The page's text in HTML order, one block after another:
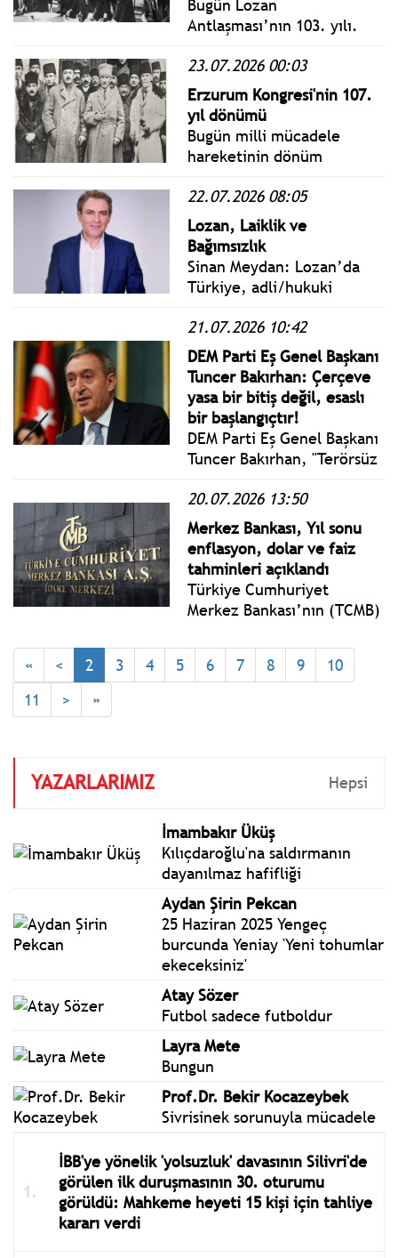
Bugün Lozan
Antlaşması’nın 103. yılı.
ile kaybedilen Anadolu'yu
yeniden kazandıran Lozan
Antlaşması 24 Temmuz 1923
yılında imzalanmıştı.
23.07.2026 00:03
Erzurum Kongresi'nin 107.
yıl dönümü
Bugün milli mücadele
hareketinin dönüm
Mustafa Kemal Atatürk
öncülüğünde Türkiye
Cumhuriyeti'nin
temellerinin atıldığı
Erzurum Kongresi'nin 107.
yıl dönümü.
22.07.2026 08:05
Lozan, Laiklik ve
Bağımsızlık
Sinan Meydan: Lozan’da
Türkiye, adli/hukuki
Patrikhane’nin adli/hukuki
yetkilerine son vererek
devletin bağımsızlığını
sağlamak için laikliği
savundu.
21.07.2026 10:42
DEM Parti Eş Genel Başkanı
Tuncer Bakırhan: Çerçeve
yasa bir bitiş değil, esaslı
bir başlangıçtır!
DEM Parti Eş Genel Başkanı
Tuncer Bakırhan, "Terörsüz
yapılan çalışmaları
hatırlatarak, demokratik
Türkiye'nin inşasının kalkış
noktasının "çerçeve yasa"
olduğunu belirtti.
20.07.2026 13:50
Merkez Bankası, Yıl sonu
enflasyon, dolar ve faiz
tahminleri açıklandı
Türkiye Cumhuriyet
Merkez Bankası’nın (TCMB)
Katılımcıları Anketi’ne göre
yıl sonu enflasyon
« < 2 3 4 5 6 7 8 9
10
11
> »
YAZARLARIMIZ Hepsi
İmambakır Üküş
Kılıçdaroğlu'na saldırmanın
dayanılmaz hafifliği
Aydan Şirin Pekcan
25 Haziran 2025 Yengeç
burcunda Yeniay 'Yeni tohumlar
ekeceksiniz'
Atay Sözer
Futbol sadece futboldur
Layra Mete
Bungun
Prof.Dr. Bekir Kocazeybek
Sivrisinek sorunuyla mücadele
İBB'ye yönelik 'yolsuzluk' davasının Silivri'de
görülen ilk duruşmasının 30. oturumu
görüldü: Mahkeme heyeti 15 kişi için tahliye
kararı verdi